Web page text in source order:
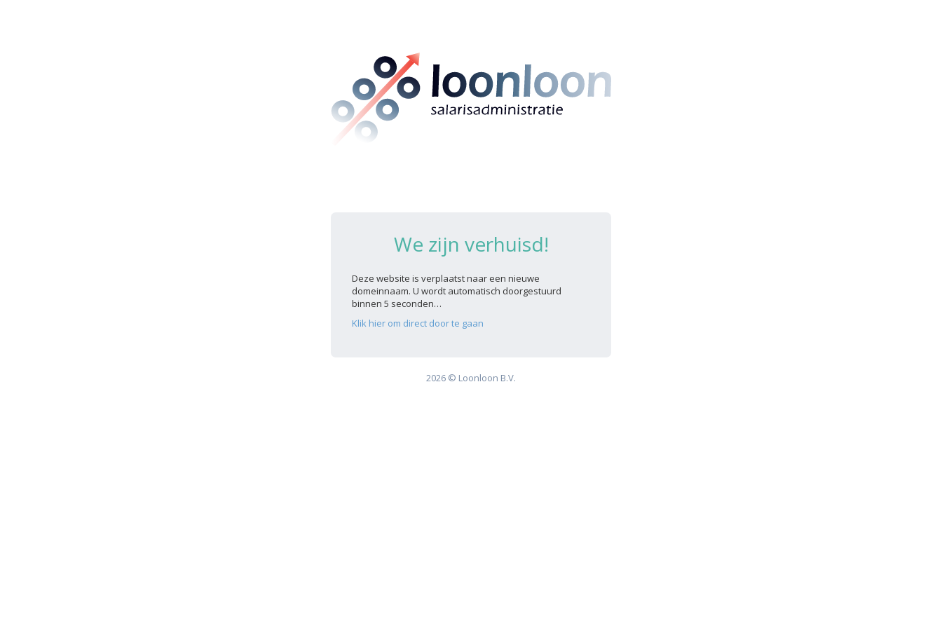
We zijn verhuisd!
Deze website is verplaatst naar een nieuwe
domeinnaam. U wordt automatisch doorgestuurd
binnen 5 seconden…
Klik hier om direct door te gaan
2026 © Loonloon B.V.